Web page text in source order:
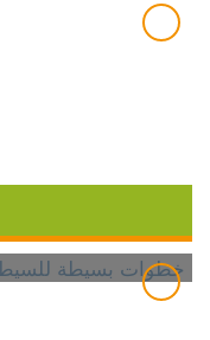
7 خطوات بسيطة